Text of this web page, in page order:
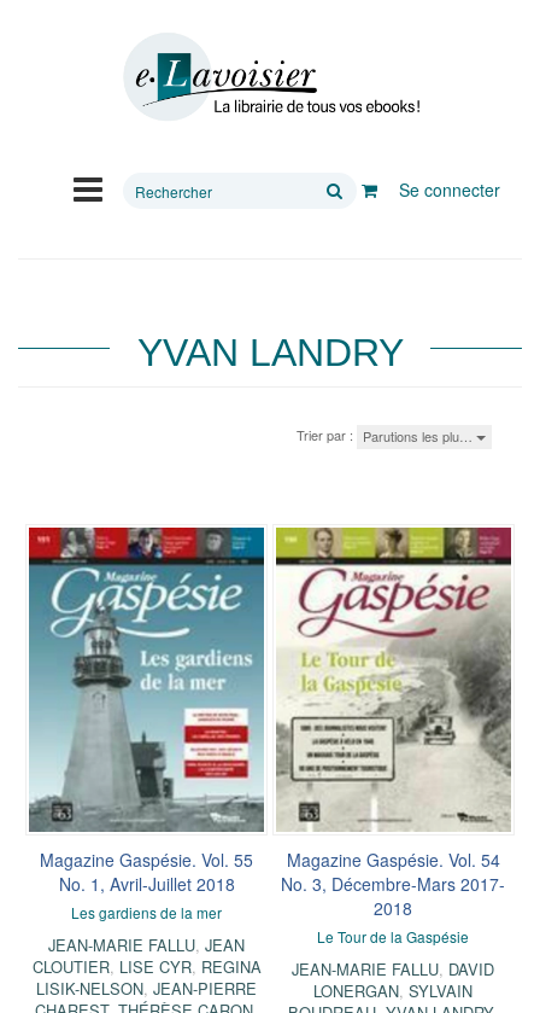
Rechercher
Se connecter
YVAN LANDRY
Trier par : Parutions les plu…
Magazine Gaspésie. Vol. 55
No. 1, Avril-Juillet 2018
Les gardiens de la mer
JEAN-MARIE FALLU,JEAN
CLOUTIER, LISE CYR, REGINA
LISIK-NELSON,JEAN-PIERRE
Magazine Gaspésie. Vol. 54
No. 3, Décembre-Mars 2017-
2018
Le Tour de la Gaspésie
JEAN-MARIE FALLU, DAVID
LONERGAN,SYLVAIN